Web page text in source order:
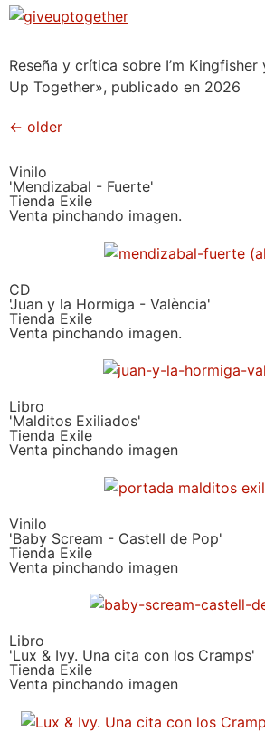
Reseña y crítica sobre I’m
Up Together», publicado en 2026
← older
Vinilo
'Mendizabal - Fuerte'
Tienda Exile
Venta pinchando imagen.
CD
'Juan y la Hormiga - València'
Tienda Exile
Venta pinchando imagen.
Libro
'Malditos Exiliados'
Tienda Exile
Venta pinchando imagen
Vinilo
'Baby Scream - Castell de Pop'
Tienda Exile
Venta pinchando imagen
Libro
'Lux & Ivy. Una cita con los Cramps'
Tienda Exile
Venta pinchando imagen